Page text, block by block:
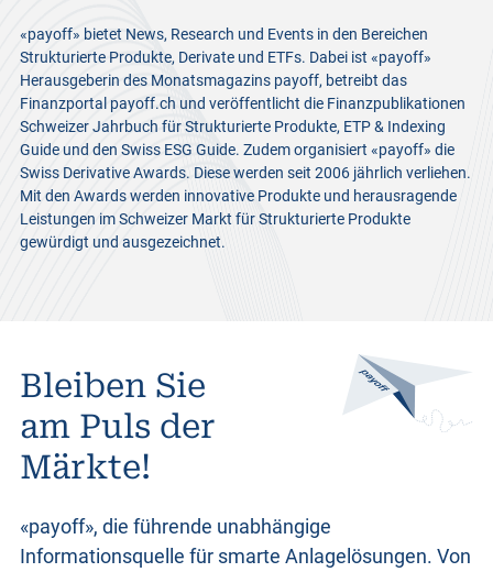
«payoff» bietet News, Research und Events in den Bereichen
Strukturierte Produkte, Derivate und ETFs. Dabei ist «payoff»
Herausgeberin des Monatsmagazins payoff, betreibt das
Finanzportal payoff.ch und veröffentlicht die Finanzpublikationen
Schweizer Jahrbuch für Strukturierte Produkte, ETP & Indexing
Guide und den Swiss ESG Guide. Zudem organisiert «payoff» die
Swiss Derivative Awards. Diese werden seit 2006 jährlich verliehen.
Mit den Awards werden innovative Produkte und herausragende
Leistungen im Schweizer Markt für Strukturierte Produkte
gewürdigt und ausgezeichnet.
Bleiben Sie
am Puls der
Märkte!
«payoff», die führende unabhängige
Informationsquelle für smarte Anlagelösungen. Von